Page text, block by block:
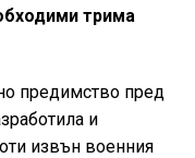
трима
предимство пред
и
извън военния